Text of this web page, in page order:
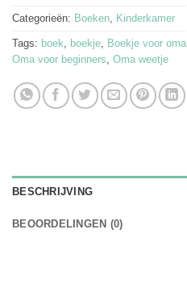
Categorieën: Boeken Kinderkamer
Tags: boek boekje Boekje voor oma
Oma voor beginners Oma weetje
BESCHRIJVING
BEOORDELINGEN (0)